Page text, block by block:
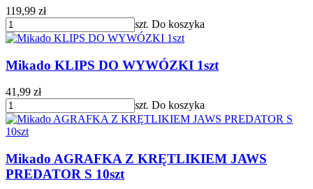
119,99 zł
szt. Do koszyka
Mikado KLIPS DO WYWÓZKI 1szt
41,99 zł
szt. Do koszyka
Mikado AGRAFKA Z KRĘTLIKIEM JAWS
PREDATOR S 10szt